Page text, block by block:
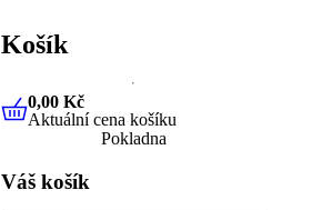
Košík
0,00 KčAktuální cena košíku
0,00 Kč
Aktuální cena košíku
Pokladna
Váš košík